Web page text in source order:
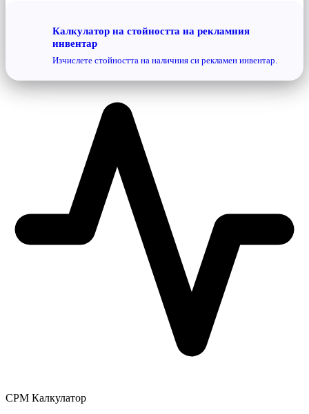
Калкулатор на стойността на рекламния
инвентар
Изчислете стойността на наличния си рекламен инвентар.
CPM Калкулатор